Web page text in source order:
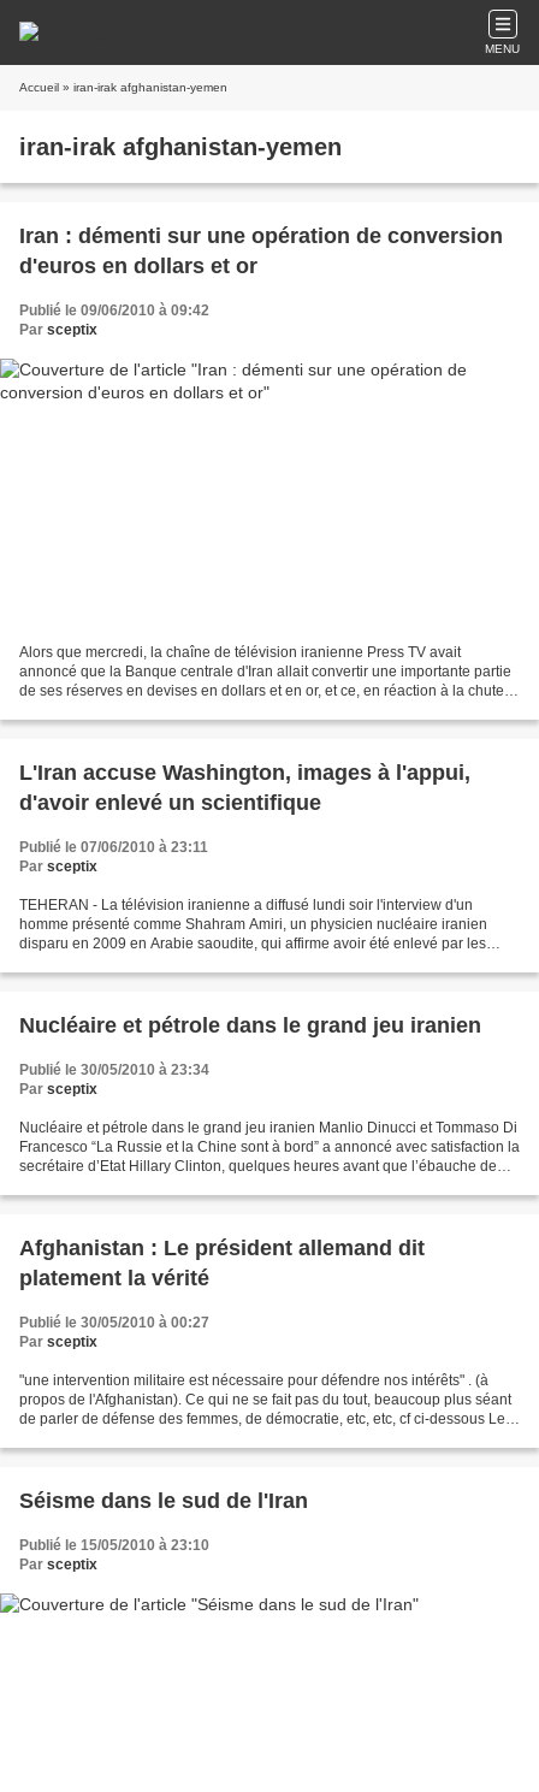
MENU
Accueil » iran-irak afghanistan-yemen
iran-irak afghanistan-yemen
Iran : démenti sur une opération de conversion
d'euros en dollars et or
Publié le 09/06/2010 à 09:42
Par sceptix
Alors que mercredi, la chaîne de télévision iranienne Press TV avait
annoncé que la Banque centrale d'Iran allait convertir une importante partie
de ses réserves en devises en dollars et en or, et ce, en réaction à la chute
L'Iran accuse Washington, images à l'appui,
d'avoir enlevé un scientifique
Publié le 07/06/2010 à 23:11
Par sceptix
TEHERAN - La télévision iranienne a diffusé lundi soir l'interview d'un
homme présenté comme Shahram Amiri, un physicien nucléaire iranien
disparu en 2009 en Arabie saoudite, qui affirme avoir été enlevé par les
Nucléaire et pétrole dans le grand jeu iranien
Publié le 30/05/2010 à 23:34
Par sceptix
Nucléaire et pétrole dans le grand jeu iranien Manlio Dinucci et Tommaso Di
Francesco “La Russie et la Chine sont à bord” a annoncé avec satisfaction la
secrétaire d’Etat Hillary Clinton, quelques heures avant que l’ébauche de
Afghanistan : Le président allemand dit
platement la vérité
Publié le 30/05/2010 à 00:27
Par sceptix
"une intervention militaire est nécessaire pour défendre nos intérêts" . (à
propos de l'Afghanistan). Ce qui ne se fait pas du tout, beaucoup plus séant
de parler de défense des femmes, de démocratie, etc, etc, cf ci-dessous Le
Séisme dans le sud de l'Iran
Publié le 15/05/2010 à 23:10
Par sceptix